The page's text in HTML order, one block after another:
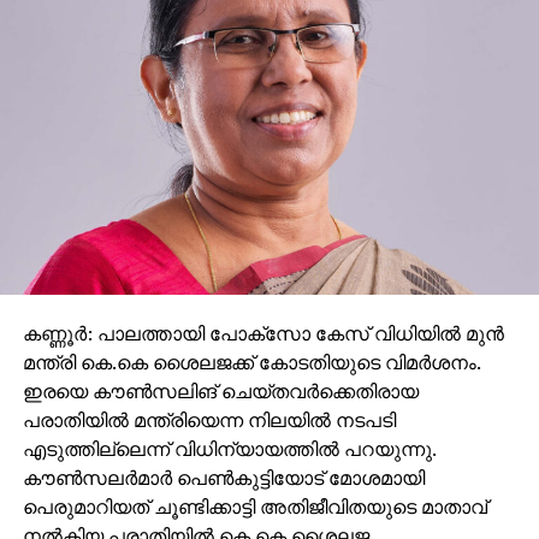
ജനാധിപത്യവിരുദ്ധത അഴിച്ചുവിട്ടതെന്നും
വേണുഗോപാല്‍ പരിഹസിച്ചു.
എസ്‌ഐആര്‍ ധൃതിപിടിച്ച് നടപ്പിലാക്കണമെന്ന കേന്ദ്ര
തെരഞ്ഞെടുപ്പ് കമ്മീഷന്റെ പിടിവാശി ബിജെപിയെ
സഹായിക്കാനാണ്. അതിനിടെയാണ് എസ് ഐ ആര്‍
മറയാക്കി സിപിഎം കള്ളവോട്ട് ചേര്‍ക്കലും, വോട്ടു
നിഷേധിക്കലും നടത്തുന്നത്. ബിജെപിയെപ്പോലെ
സിപിഎമ്മിന്റെ കപട മതേതരവാദവും ജനാധിപത്യ
സംവിധാനത്തിന് ശാപമാണ്. രാഷ്ട്രീപക്ഷപാത
പയ്യന്നൂരില്‍ ബിഎല്‍ഒയുടെ ആത്മഹത്യയ്ക്ക്
കാരണമെന്നും കെസി വേണുഗോപാല്‍ പറഞ്ഞു.
കണ്ണൂര്‍: പാലത്തായി പോക്സോ കേസ് വിധിയില്‍ മുന്‍
മന്ത്രി കെ.കെ ശൈലജക്ക് കോടതിയുടെ വിമര്‍ശനം.
ഇരയെ കൗണ്‍സലിങ് ചെയ്തവര്‍ക്കെതിരായ
പരാതിയില്‍ മന്ത്രിയെന്ന നിലയില്‍ നടപടി
എടുത്തില്ലെന്ന് വിധിന്യായത്തില്‍ പറയുന്നു.
കൗണ്‍സലര്‍മാര്‍ പെണ്‍കുട്ടിയോട് മോശമായി
പെരുമാറിയത് ചൂണ്ടിക്കാട്ടി അതിജീവിതയുടെ മാതാവ്